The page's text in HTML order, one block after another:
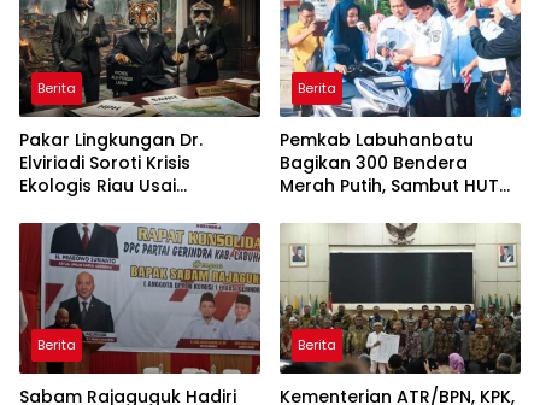
Berita
Pakar Lingkungan Dr.
Elviriadi Soroti Krisis
Ekologis Riau Usai
Monyet, Harimau, dan
Beruang Terhadap Warga
Berita
Pemkab Labuhanbatu
Bagikan 300 Bendera
Merah Putih, Sambut HUT
Berita
Sabam Rajaguguk Hadiri
Berita
Kementerian ATR/BPN, KPK,